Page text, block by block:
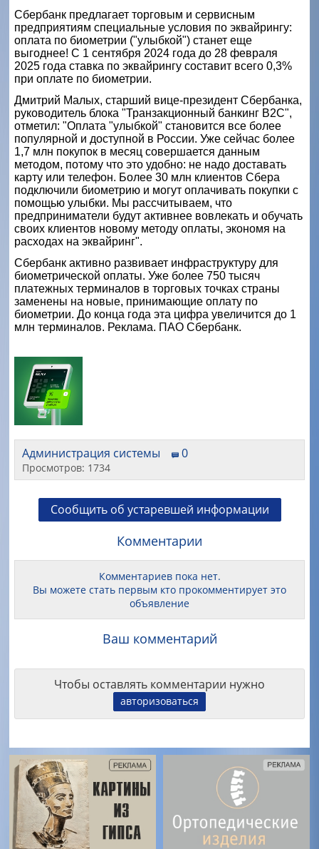
Сбербанк предлагает торговым и сервисным
предприятиям специальные условия по эквайрингу:
оплата по биометрии ("улыбкой") станет еще
выгоднее! С 1 сентября 2024 года до 28 февраля
2025 года ставка по эквайрингу составит всего 0,3%
при оплате по биометрии.
Дмитрий Малых, старший вице-президент Сбербанка,
руководитель блока "Транзакционный банкинг B2C",
отметил: "Оплата "улыбкой" становится все более
популярной и доступной в России. Уже сейчас более
1,7 млн покупок в месяц совершается данным
методом, потому что это удобно: не надо доставать
карту или телефон. Более 30 млн клиентов Сбера
подключили биометрию и могут оплачивать покупки с
помощью улыбки. Мы рассчитываем, что
предприниматели будут активнее вовлекать и обучать
своих клиентов новому методу оплаты, экономя на
расходах на эквайринг".
Сбербанк активно развивает инфраструктуру для
биометрической оплаты. Уже более 750 тысяч
платежных терминалов в торговых точках страны
заменены на новые, принимающие оплату по
биометрии. До конца года эта цифра увеличится до 1
млн терминалов. Реклама. ПАО Сбербанк.
Администрация системы 0
Просмотров: 1734
Сообщить об устаревшей информации
Комментарии
Комментариев пока нет.
Вы можете стать первым кто прокомментирует это
объявление
Ваш комментарий
Чтобы оставлять комментарии нужно
авторизоваться